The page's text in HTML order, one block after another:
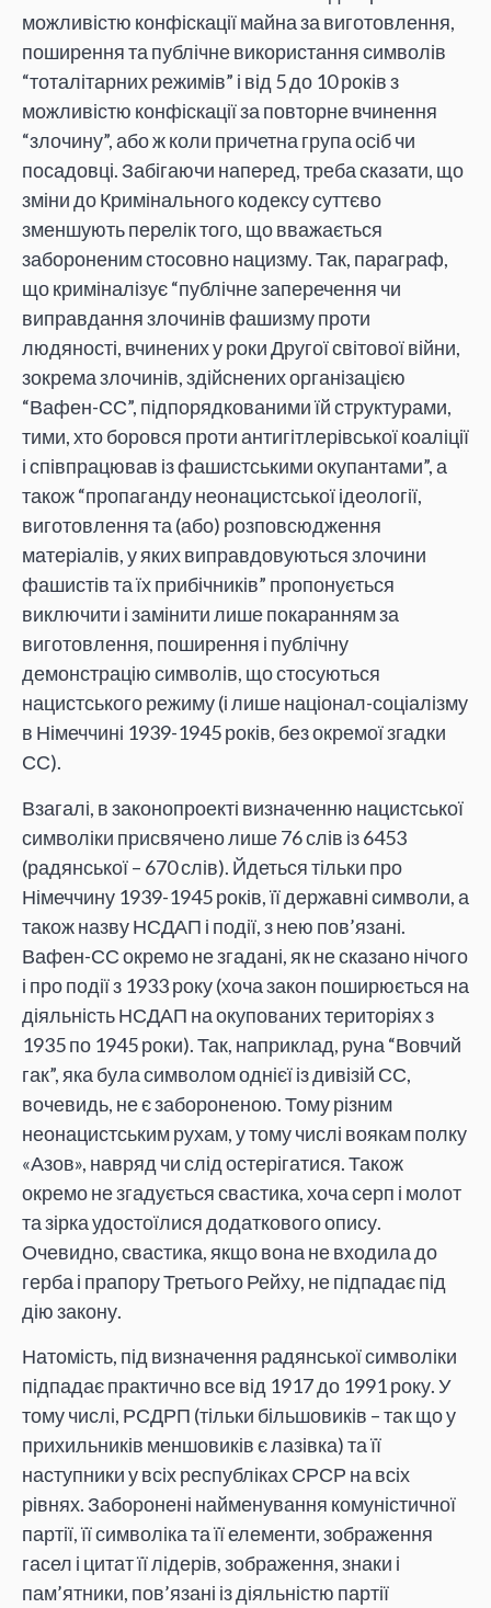
можливістю конфіскації майна за виготовлення,
поширення та публічне використання символів
“тоталітарних режимів” і від 5 до 10 років з
можливістю конфіскації за повторне вчинення
“злочину”, або ж коли причетна група осіб чи
посадовці. Забігаючи наперед, треба сказати, що
зміни до Кримінального кодексу суттєво
зменшують перелік того, що вважається
забороненим стосовно нацизму. Так, параграф,
що криміналізує “публічне заперечення чи
виправдання злочинів фашизму проти
людяності, вчинених у роки Другої світової війни,
зокрема злочинів, здійснених організацією
“Вафен-СС”, підпорядкованими їй структурами,
тими, хто боровся проти антигітлерівської коаліції
і співпрацював із фашистськими окупантами”, а
також “пропаганду неонацистської ідеології,
виготовлення та (або) розповсюдження
матеріалів, у яких виправдовуються злочини
фашистів та їх прибічників” пропонується
виключити і замінити лише покаранням за
виготовлення, поширення і публічну
демонстрацію символів, що стосуються
нацистського режиму (і лише націонал-соціалізму
в Німеччині 1939-1945 років, без окремої згадки
СС).
Взагалі, в законопроекті визначенню нацистської
символіки присвячено лише 76 слів із 6453
(радянської – 670 слів). Йдеться тільки про
Німеччину 1939-1945 років, її державні символи, а
також назву НСДАП і події, з нею пов’язані.
Вафен-СС окремо не згадані, як не сказано нічого
і про події з 1933 року (хоча закон поширюється на
діяльність НСДАП на окупованих територіях з
1935 по 1945 роки). Так, наприклад, руна “Вовчий
гак”, яка була символом однієї із дивізій СС,
вочевидь, не є забороненою. Тому різним
неонацистським рухам, у тому числі воякам полку
«Азов», навряд чи слід остерігатися. Також
окремо не згадується свастика, хоча серп і молот
та зірка удостоїлися додаткового опису.
Очевидно, свастика, якщо вона не входила до
герба і прапору Третього Рейху, не підпадає під
дію закону.
Натомість, під визначення радянської символіки
підпадає практично все від 1917 до 1991 року. У
тому числі, РСДРП (тільки більшовиків – так що у
прихильників меншовиків є лазівка) та її
наступники у всіх республіках СРСР на всіх
рівнях. Заборонені найменування комуністичної
партії, її символіка та її елементи, зображення
гасел і цитат її лідерів, зображення, знаки і
пам’ятники, пов’язані із діяльністю партії